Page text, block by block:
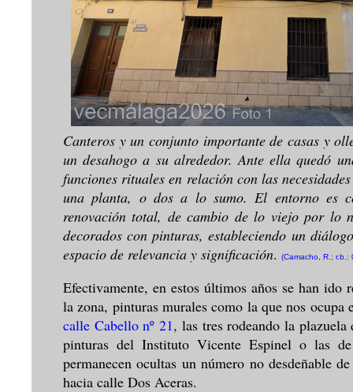
Canteros y un conjunto importante de casas y
un desahogo a su alrededor. Ante ella quedó
funciones rituales en relación con las
una planta, o dos a lo sumo. El entorno es
renovación total, de cambio de lo viejo por lo
decorados con pinturas, estableciendo un
espacio de relevancia y significación. (Camacho, R.; r.b.:
Efectivamente, en estos últimos años se han ido
la zona, pinturas murales como la que nos
calle Cabello nº 21, las tres rodeando la
pinturas del Instituto Vicente Espinel o las
permanecen ocultas un número no desdeñable
hacia calle Dos Aceras.